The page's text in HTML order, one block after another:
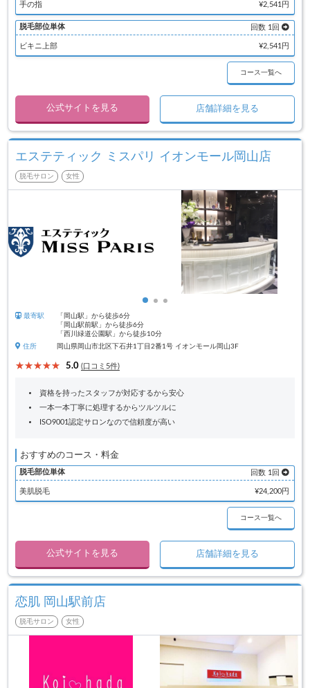
手の指 ¥2,541円
脱毛部位単体 回数 1回
ビキニ上部 ¥2,541円
コース一覧へ
公式サイトを見る 店舗詳細を見る
エステティック ミスパリ イオンモール岡山店
脱毛サロン 女性
最寄駅
「岡山駅」から徒歩6分
「岡山駅前駅」から徒歩6分
「西川緑道公園駅」から徒歩10分
住所
岡山県岡山市北区下石井1丁目2番1号 イオンモール岡山3F
5.0 (口コミ5件)
資格を持ったスタッフが対応するから安心
一本一本丁寧に処理するからツルツルに
ISO9001認定サロンなので信頼度が高い
おすすめのコース・料金
脱毛部位単体 回数 1回
美肌脱毛 ¥24,200円
コース一覧へ
公式サイトを見る 店舗詳細を見る
恋肌 岡山駅前店
脱毛サロン 女性